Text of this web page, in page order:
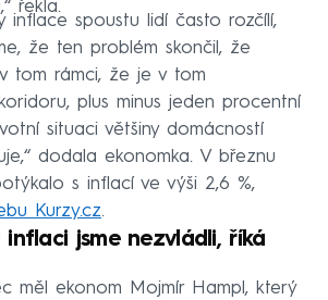
řekla.
inflace spoustu lidí často rozčílí,
že ten problém skončil, že
tom rámci, že je v tom
plus minus jeden procentní
situaci většiny domácností
dodala ekonomka. V březnu
s inflací ve výši 2,6 %,
Kurzy.cz.
inflaci jsme nezvládli, říká
měl ekonom Mojmír Hampl, který